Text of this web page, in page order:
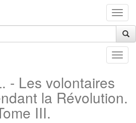
- Les volontaires
la Révolution.
III.